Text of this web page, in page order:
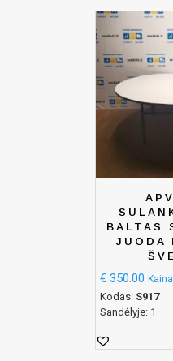
BALTAS
JUODA
€ 350.00
Kodas: S917
Sandėlyje: 1